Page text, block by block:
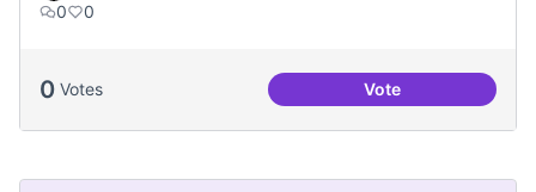
0
0
0 Votes VoteCasal de Barri